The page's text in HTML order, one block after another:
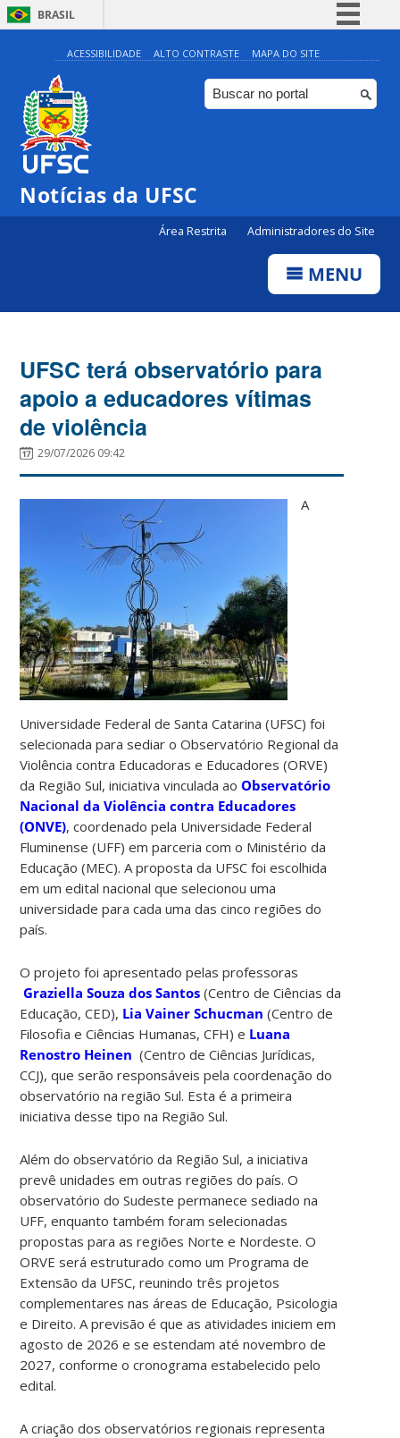
BRASIL
Simplifique!
Comunica BR
Participe
ACESSIBILIDADE ALTO CONTRASTE MAPA DO SITE
Notícias da UFSC
Área Restrita Administradores do Site
MENU
UFSC terá observatório para
apoio a educadores vítimas
de violência
29/07/2026 09:42
A
Universidade Federal de Santa Catarina (UFSC) foi
selecionada para sediar o Observatório Regional da
Violência contra Educadoras e Educadores (ORVE)
da Região Sul, iniciativa vinculada aoObservatório
Nacional da Violência contra Educadores
(ONVE), coordenado pela Universidade Federal
Fluminense (UFF) em parceria com o Ministério da
Educação (MEC). A proposta da UFSC foi escolhida
em um edital nacional que selecionou uma
universidade para cada uma das cinco regiões do
país.
O projeto foi apresentado pelas professoras
Graziella Souza dos Santos (Centro de Ciências da
Educação, CED), Lia Vainer Schucman (Centro de
Filosofia e Ciências Humanas, CFH) e Luana
Renostro Heinen (Centro de Ciências Jurídicas,
CCJ), que serão responsáveis pela coordenação do
observatório na região Sul. Esta é a primeira
iniciativa desse tipo na Região Sul.
Além do observatório da Região Sul, a iniciativa
prevê unidades em outras regiões do país. O
observatório do Sudeste permanece sediado na
UFF, enquanto também foram selecionadas
propostas para as regiões Norte e Nordeste. O
ORVE será estruturado como um Programa de
Extensão da UFSC, reunindo três projetos
complementares nas áreas de Educação, Psicologia
e Direito. A previsão é que as atividades iniciem em
agosto de 2026 e se estendam até novembro de
2027, conforme o cronograma estabelecido pelo
edital.
A criação dos observatórios regionais representa